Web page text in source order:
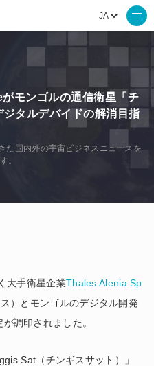
モンゴルの通信衛星「チ
タルデバイドの解消目指
た国内外の宇宙ビジネスニュースを
。
大手衛星企業Thales Alenia Sp
）とモンゴルのデジタル開発
調印されました。
Sat（チンギスサット）」